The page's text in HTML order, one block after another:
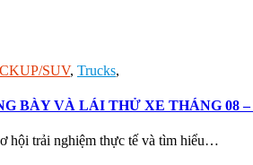
SUV, Trucks,
BÀY VÀ LÁI THỬ XE THÁNG 08 –
hội trải nghiệm thực tế và tìm hiểu…